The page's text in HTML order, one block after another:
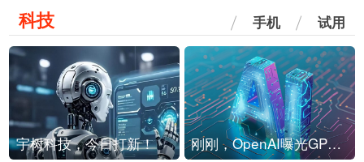
科技 手机 试用
宇树科技，今日打新！ 刚刚，OpenAI曝光GPT-6！传10万亿参数，8月强行发布